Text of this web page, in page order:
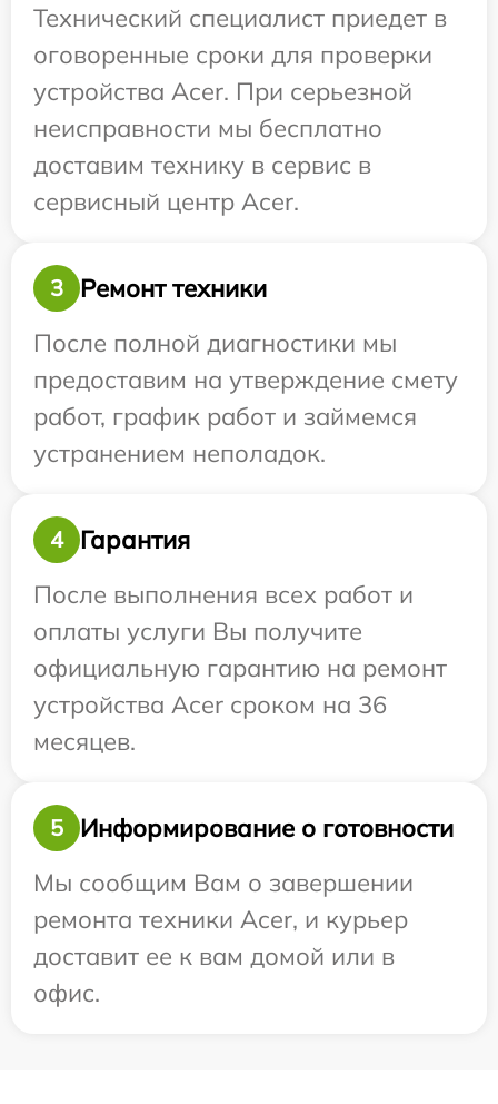
Технический специалист приедет в
оговоренные сроки для проверки
устройства Acer. При серьезной
неисправности мы бесплатно
доставим технику в сервис в
сервисный центр Acer.
3
Ремонт техники
После полной диагностики мы
предоставим на утверждение смету
работ, график работ и займемся
устранением неполадок.
4
Гарантия
После выполнения всех работ и
оплаты услуги Вы получите
официальную гарантию на ремонт
устройства Acer сроком на 36
месяцев.
5
Информирование о готовности
Мы сообщим Вам о завершении
ремонта техники Acer, и курьер
доставит ее к вам домой или в
офис.